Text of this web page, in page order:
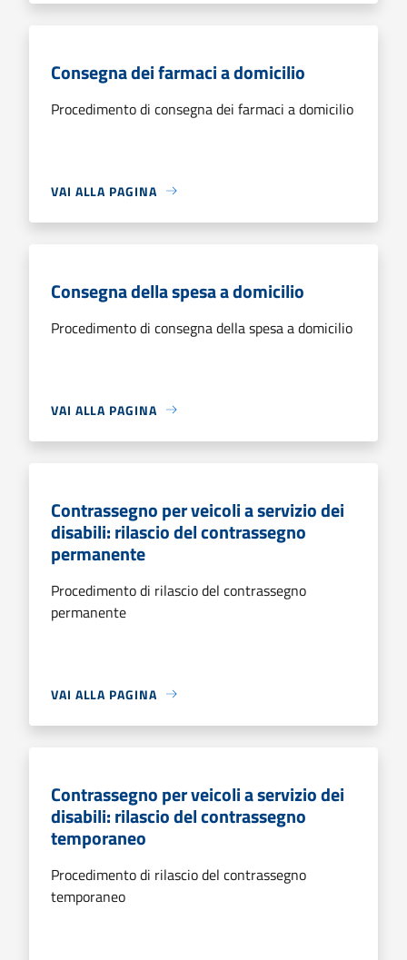
Consegna dei farmaci a domicilio
Procedimento di consegna dei farmaci a domicilio
VAI ALLA PAGINA
Consegna della spesa a domicilio
Procedimento di consegna della spesa a domicilio
VAI ALLA PAGINA
Contrassegno per veicoli a servizio dei
disabili: rilascio del contrassegno
permanente
Procedimento di rilascio del contrassegno
permanente
VAI ALLA PAGINA
Contrassegno per veicoli a servizio dei
disabili: rilascio del contrassegno
temporaneo
Procedimento di rilascio del contrassegno
temporaneo